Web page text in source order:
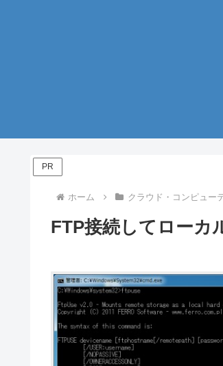
PR
ホーム クラウド・コンピュー
FTP接続してローカ